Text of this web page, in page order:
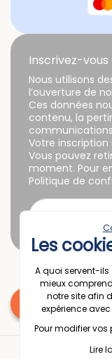
Les
A quoi servent-ils
mieux
notre site afin
expérience avec
Pour modifier vos
Lire
Inscrivez-
Nous utilisons
l’ouverture de
Ces données
contenu, la
Votre inscription
Vous pouvez
moment. Pour
Politique de
Une
©